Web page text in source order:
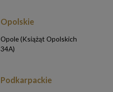
Opolskie
Opole (Książąt Opolskich
34A)
Podkarpackie